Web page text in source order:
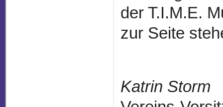
der T.I.M.E.
zur Seite
Katrin Storm